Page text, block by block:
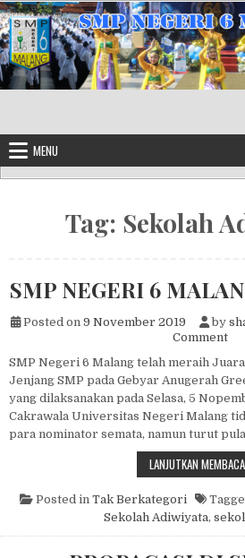
Skip to content
MENU
Tag: Sekolah
SMP NEGERI 6
Posted on 9 November 2019 by
Commenton
SMP Negeri 6 Malang telah meraih
Jenjang SMP pada Gebyar Anugerah
yang dilaksanakan pada Selasa, 5
Cakrawala Universitas Negeri Malang
para nominator semata, namun turut
LANJUTKAN MEMBACA…
Posted in Tak Berkategori
Sekolah Adiwiyata,